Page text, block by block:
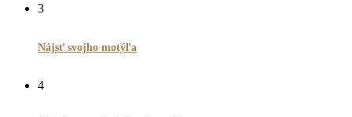
3
Nájsť svojho motýľa
4